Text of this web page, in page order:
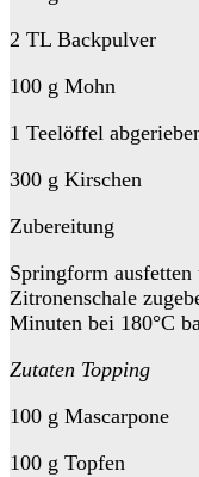
2 TL Backpulver
100 g Mohn
1 Teelöffel
300 g Kirschen
Zubereitung
Springform
Zitronenschale
Minuten bei 180°C
Zutaten Topping
100 g Mascarpone
100 g Topfen